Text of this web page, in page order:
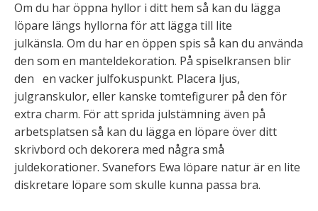
Om du har öppna hyllor i ditt hem så kan du lägga
löpare längs hyllorna för att lägga till lite
julkänsla. Om du har en öppen spis så kan du använda
den som en manteldekoration. På spiselkransen blir
den en vacker julfokuspunkt. Placera ljus,
julgranskulor, eller kanske tomtefigurer på den för
extra charm. För att sprida julstämning även på
arbetsplatsen så kan du lägga en löpare över ditt
skrivbord och dekorera med några små
juldekorationer. Svanefors Ewa löpare natur är en lite
diskretare löpare som skulle kunna passa bra.